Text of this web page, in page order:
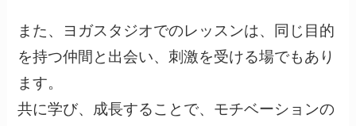
また、ヨガスタジオでのレッスンは、同じ目的
を持つ仲間と出会い、刺激を受ける場でもあり
ます。
共に学び、成長することで、モチベーションの